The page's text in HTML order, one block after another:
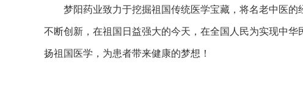
梦阳药业致力于挖掘祖国传统医学宝藏，将名老中医
不断创新，在祖国日益强大的今天，在全国人民为实现中
扬祖国医学，为患者带来健康的梦想！